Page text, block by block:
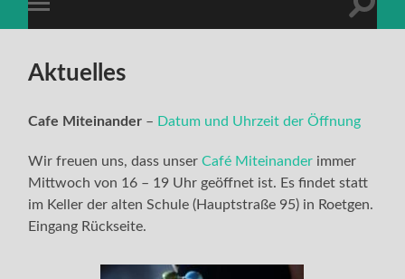
Menü
Aktuelles
Cafe Miteinander – Datum und Uhrzeit der Öffnung
Wir freuen uns, dass unserCafé Miteinander immer
Mittwoch von 16 – 19 Uhr geöffnet ist. Es findet statt
im Keller der alten Schule (Hauptstraße 95) in Roetgen.
Eingang Rückseite.